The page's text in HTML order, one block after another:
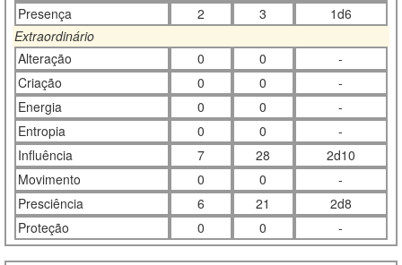
Presença
2 3
1d6
Extraordinário
Alteração
0 0
-
Criação
0 0
-
Energia
0 0
-
Entropia
0 0
-
Influência
7 28
2d10
Movimento
0 0
-
Presciência
6 21
2d8
Proteção
0 0 -